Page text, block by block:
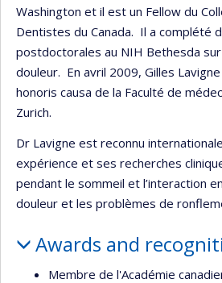
Washington et il est un Fellow du
Dentistes du Canada. Il a complété
postdoctorales au NIH Bethesda
douleur. En avril 2009, Gilles
honoris causa de la Faculté de
Zurich.
Dr Lavigne est reconnu
expérience et ses recherches
pendant le sommeil et l’interaction
douleur et les problèmes de
Awards and
Membre de l'Académie